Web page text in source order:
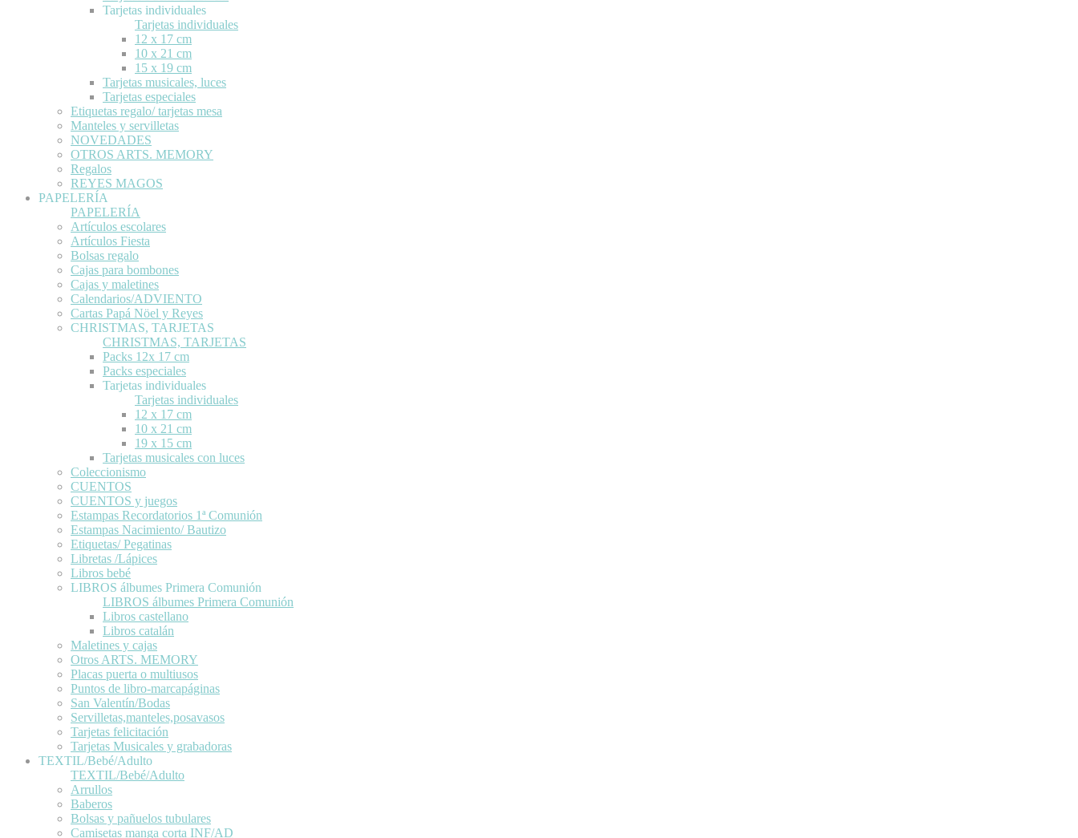
Tarjetas individuales
Tarjetas individuales
12 x 17 cm
10 x 21 cm
15 x 19 cm
Tarjetas musicales, luces
Tarjetas especiales
Etiquetas regalo/ tarjetas mesa
Manteles y servilletas
NOVEDADES
OTROS ARTS. MEMORY
Regalos
REYES MAGOS
PAPELERÍA
PAPELERÍA
Artículos escolares
Artículos Fiesta
Bolsas regalo
Cajas para bombones
Cajas y maletines
Calendarios/ADVIENTO
Cartas Papá Nöel y Reyes
CHRISTMAS, TARJETAS
CHRISTMAS, TARJETAS
Packs 12x 17 cm
Packs especiales
Tarjetas individuales
Tarjetas individuales
12 x 17 cm
10 x 21 cm
19 x 15 cm
Tarjetas musicales con luces
Coleccionismo
CUENTOS
CUENTOS y juegos
Estampas Recordatorios 1ª Comunión
Estampas Nacimiento/ Bautizo
Etiquetas/ Pegatinas
Libretas /Lápices
Libros bebé
LIBROS álbumes Primera Comunión
LIBROS álbumes Primera Comunión
Libros castellano
Libros catalán
Maletines y cajas
Otros ARTS. MEMORY
Placas puerta o multiusos
Puntos de libro-marcapáginas
San Valentín/Bodas
Servilletas,manteles,posavasos
Tarjetas felicitación
Tarjetas Musicales y grabadoras
TEXTIL/Bebé/Adulto
TEXTIL/Bebé/Adulto
Arrullos
Baberos
Bolsas y pañuelos tubulares
Camisetas manga corta INF/AD